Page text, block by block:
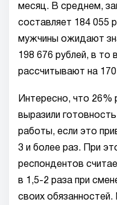
месяц. В среднем,
составляет 184 055
мужчины ожидают
198 676 рублей, в то
рассчитывают на
Интересно, что
выразили
работы, если это
3 и более раз. При
респондентов
в 1,5-2 раза при
своих